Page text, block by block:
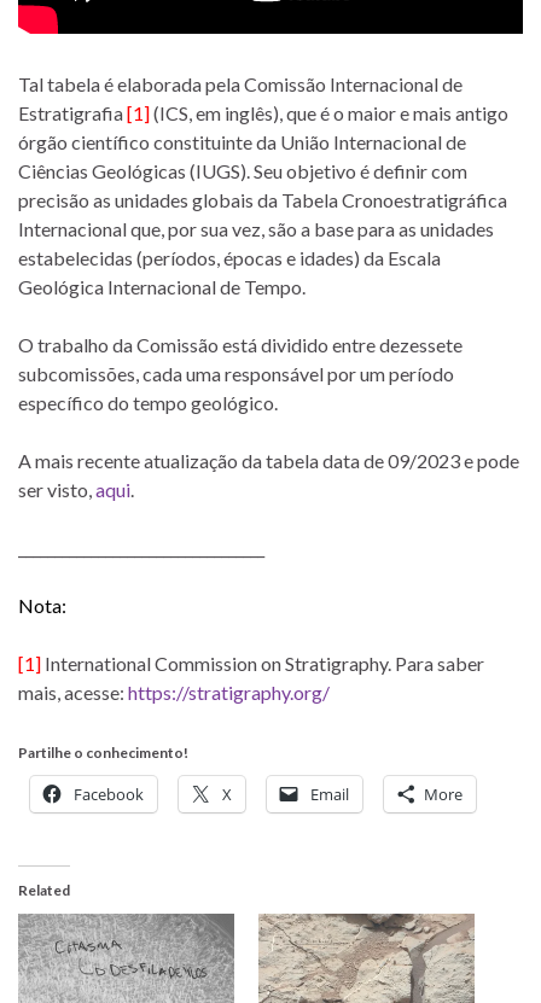
Tal tabela é elaborada pela Comissão Internacional de
Estratigrafia[1](ICS, em inglês), que é o maior e mais antigo
órgão científico constituinte da União Internacional de
Ciências Geológicas (IUGS). Seu objetivo é definir com
precisão as unidades globais da Tabela Cronoestratigráfica
Internacional que, por sua vez, são a base para as unidades
estabelecidas (períodos, épocas e idades) da Escala
Geológica Internacional de Tempo.
O trabalho da Comissão está dividido entre dezessete
subcomissões, cada uma responsável por um período
específico do tempo geológico.
A mais recente atualização da tabela data de 09/2023 e pode
ser visto,aqui.
Nota:
[1] International Commission on Stratigraphy. Para saber
mais, acesse: https://stratigraphy.org/
Partilhe o conhecimento!
Facebook X Email More
Related